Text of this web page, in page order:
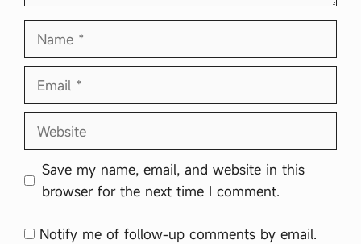
Name
Email
Website
Save my name, email, and website in this
browser for the next time I comment.
Notify me of follow-up comments by email.